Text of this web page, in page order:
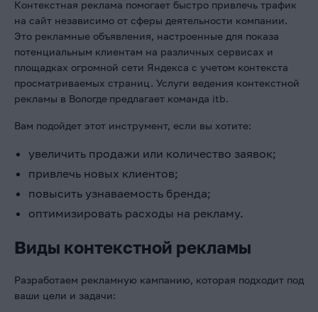
Контекстная реклама помогает быстро привлечь трафик
на сайт независимо от сферы деятельности компании.
Это рекламные объявления, настроенные для показа
потенциальным клиентам на различных сервисах и
площадках огромной сети Яндекса с учетом контекста
просматриваемых страниц. Услуги ведения контекстной
рекламы в Вологде предлагает команда itb.
Вам подойдет этот инструмент, если вы хотите:
увеличить продажи или количество заявок;
привлечь новых клиентов;
повысить узнаваемость бренда;
оптимизировать расходы на рекламу.
Виды контекстной рекламы
Разработаем рекламную кампанию, которая подходит под
ваши цели и задачи: